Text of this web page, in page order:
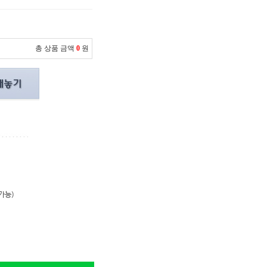
총 상품 금액 0 원